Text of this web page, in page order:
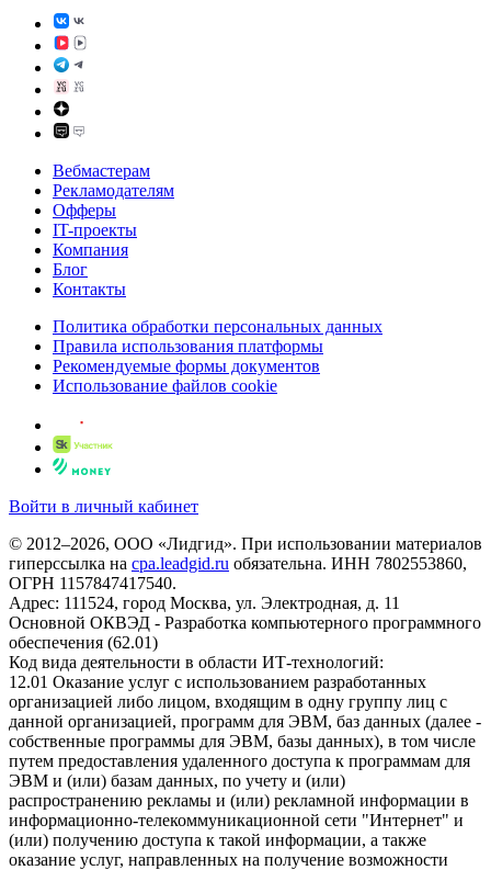
Вебмастерам
Рекламодателям
Офферы
IT-проекты
Компания
Блог
Контакты
Политика обработки персональных данных
Правила использования платформы
Рекомендуемые формы документов
Использование файлов cookie
Войти в личный кабинет
© 2012–2026, ООО «Лидгид». При использовании материалов
гиперссылка на cpa.leadgid.ru обязательна. ИНН 7802553860,
ОГРН 1157847417540.
Адрес: 111524, город Москва, ул. Электродная, д. 11
Основной ОКВЭД - Разработка компьютерного программного
обеспечения (62.01)
Код вида деятельности в области ИТ-технологий:
12.01 Оказание услуг с использованием разработанных
организацией либо лицом, входящим в одну группу лиц с
данной организацией, программ для ЭВМ, баз данных (далее -
собственные программы для ЭВМ, базы данных), в том числе
путем предоставления удаленного доступа к программам для
ЭВМ и (или) базам данных, по учету и (или)
распространению рекламы и (или) рекламной информации в
информационно-телекоммуникационной сети "Интернет" и
(или) получению доступа к такой информации, а также
оказание услуг, направленных на получение возможности